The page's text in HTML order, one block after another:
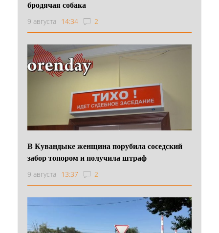
бродячая собака
9 августа 14:34 2
В Кувандыке женщина порубила соседский
забор топором и получила штраф
9 августа 13:37 2